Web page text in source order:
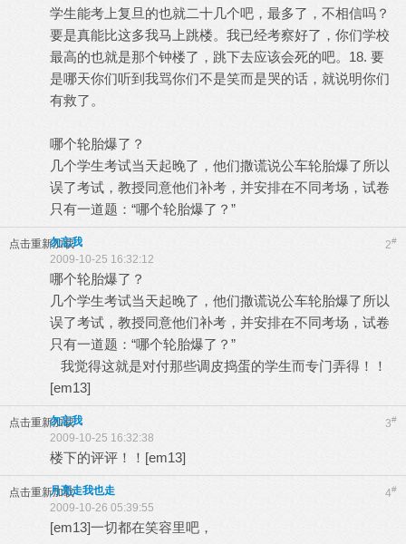
学生能考上复旦的也就二十几个吧，最多了，不相信吗？
要是真能比这多我马上跳楼。我已经考察好了，你们学校
最高的也就是那个钟楼了，跳下去应该会死的吧。18. 要
是哪天你们听到我骂你们不是笑而是哭的话，就说明你们
有救了。
哪个轮胎爆了？
几个学生考试当天起晚了，他们撒谎说公车轮胎爆了所以
误了考试，教授同意他们补考，并安排在不同考场，试卷
只有一道题：“哪个轮胎爆了？”
点击重新加载 2#
勿忘我
2009-10-25 16:32:12
哪个轮胎爆了？
几个学生考试当天起晚了，他们撒谎说公车轮胎爆了所以
误了考试，教授同意他们补考，并安排在不同考场，试卷
只有一道题：“哪个轮胎爆了？”
我觉得这就是对付那些调皮捣蛋的学生而专门弄得！！
[em13]
点击重新加载 3#
勿忘我
2009-10-25 16:32:38
楼下的评评！！[em13]
点击重新加载 4#
月亮走我也走
2009-10-26 05:39:55
[em13]一切都在笑容里吧，